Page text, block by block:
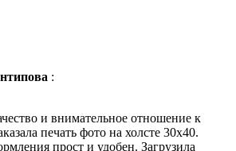
:
и внимательное отношение к
печать фото на холсте 30х40.
прост и удобен. Загрузила